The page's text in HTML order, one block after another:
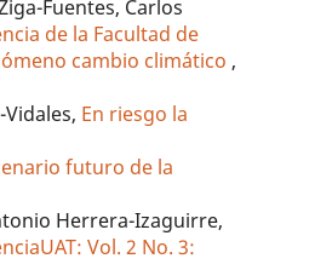
Fuentes, Carlos
de la Facultad de
cambio climático ,
En riesgo la
futuro de la
Herrera-Izaguirre,
Vol. 2 No. 3: